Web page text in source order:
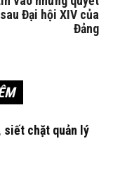
Đại hội XIV của
Đảng
siết chặt quản lý